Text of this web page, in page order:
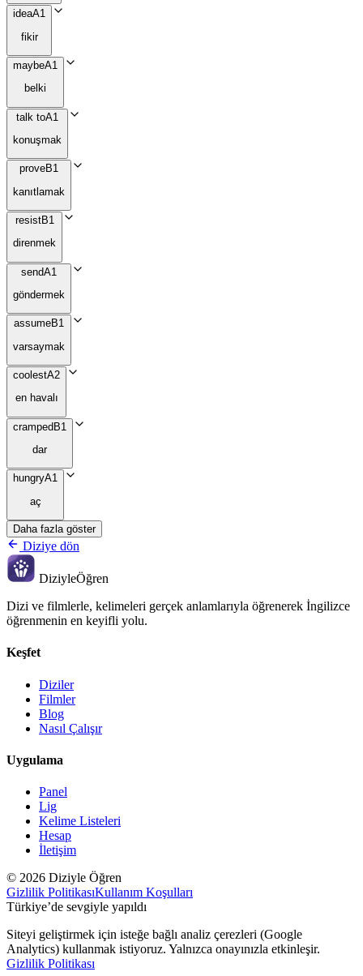
ideaA1
fikir
maybeA1
belki
talk toA1
konuşmak
proveB1
kanıtlamak
resistB1
direnmek
sendA1
göndermek
assumeB1
varsaymak
coolestA2
en havalı
crampedB1
dar
hungryA1
aç
Daha fazla göster
Diziye dön
DiziyleÖğren
Dizi ve filmlerle, kelimeleri gerçek anlamlarıyla öğrenerek İngilizce
öğrenmenin en keyifli yolu.
Keşfet
Diziler
Filmler
Blog
Nasıl Çalışır
Uygulama
Panel
Lig
Kelime Listeleri
Hesap
İletişim
© 2026 Diziyle Öğren
Gizlilik PolitikasıKullanım Koşulları
Türkiye’de sevgiyle yapıldı
Siteyi geliştirmek için isteğe bağlı analiz çerezleri (Google
Analytics) kullanmak istiyoruz. Yalnızca onayınızla etkinleşir.
Gizlilik Politikası